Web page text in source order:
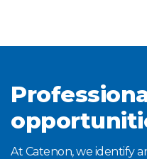
At Catenon, we identify